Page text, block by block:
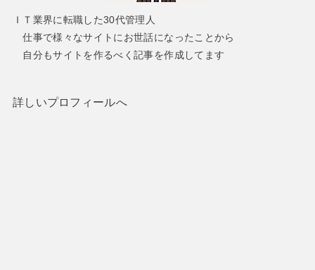
ＩＴ業界に転職した30代管理人
仕事で様々なサイトにお世話になったことから
自分もサイトを作るべく記事を作成してます
詳しいプロフィールへ